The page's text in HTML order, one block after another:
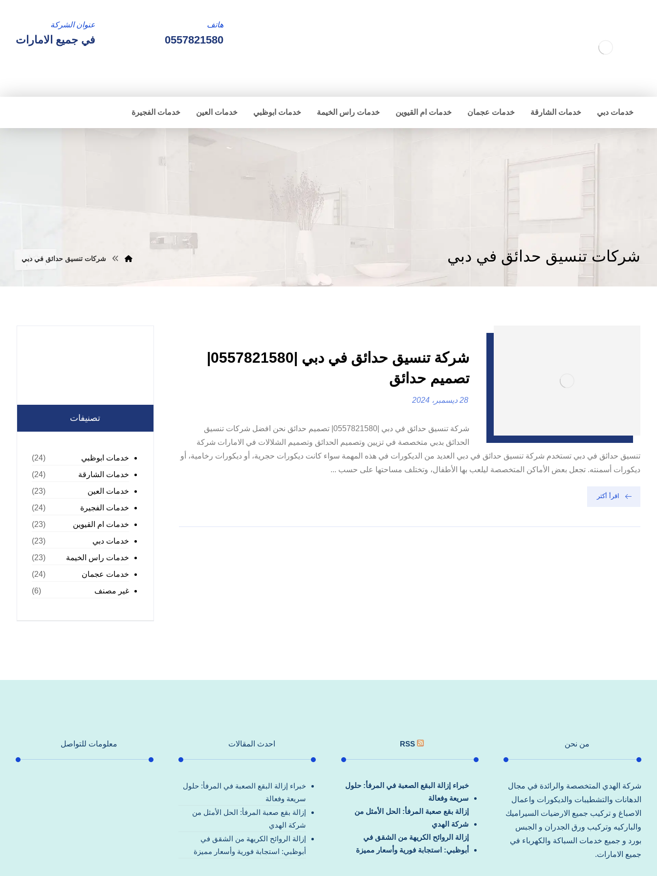
عنوان الشركة
في جميع الامارات
هاتف
0557821580
خدمات دبي خدمات الشارقة خدمات عجمان خدمات ام القيوين خدمات راس الخيمة خدمات ابوظبي خدمات العين خدمات الفجيرة
شركات تنسيق حدائق في دبي شركات تنسيق حدائق في دبي
شركة تنسيق حدائق في دبي |0557821580|
تصميم حدائق
28 ديسمبر، 2024
شركة تنسيق حدائق في دبي |0557821580| تصميم حدائق نحن افضل شركات تنسيق
الحدائق بدبي متخصصة في تزيين وتصميم الحدائق وتصميم الشلالات في الامارات شركة
تنسيق حدائق في دبي تستخدم شركة تنسيق حدائق في دبي العديد من الديكورات في هذه المهمة سواء كانت ديكورات حجرية، أو ديكورات رخامية، أو
ديكورات أسمنته. تجعل بعض الأماكن المتخصصة ليلعب بها الأطفال، وتختلف مساحتها على حسب ...
اقرأ أكثر
تصنيفات
خدمات ابوظبي
(24)
خدمات الشارقة
(24)
خدمات العين
(23)
خدمات الفجيرة
(24)
خدمات ام القيوين
(23)
خدمات دبي
(23)
خدمات راس الخيمة
(23)
خدمات عجمان
(24)
غير مصنف
(6)
من نحن
شركة الهدي المتخصصة والرائدة في مجال
الدهانات والتشطيبات والديكورات واعمال
الاصباغ و تركيب جميع الارضيات السيراميك
والباركيه وتركيب ورق الجدران و الجبس
بورد و جميع خدمات السباكة والكهرباء في
جميع الامارات.
RSS
خبراء إزالة البقع الصعبة في المرفأ: حلول
سريعة وفعالة
إزالة بقع صعبة المرفأ: الحل الأمثل من
شركة الهدي
إزالة الروائح الكريهة من الشقق في
أبوظبي: استجابة فورية وأسعار مميزة
احدث المقالات
خبراء إزالة البقع الصعبة في المرفأ: حلول
سريعة وفعالة
إزالة بقع صعبة المرفأ: الحل الأمثل من
شركة الهدي
إزالة الروائح الكريهة من الشقق في
أبوظبي: استجابة فورية وأسعار مميزة
معلومات للتواصل